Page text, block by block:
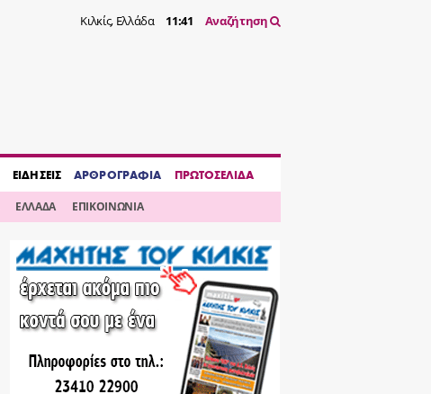
Κιλκίς, Ελλάδα 11:41 Αναζήτηση
ΕΙΔΗΣΕΙΣ ΑΡΘΡΟΓΡΑΦΙΑ ΠΡΩΤΟΣΕΛΙΔΑ
ΕΛΛΑΔΑ ΕΠΙΚΟΙΝΩΝΙΑ